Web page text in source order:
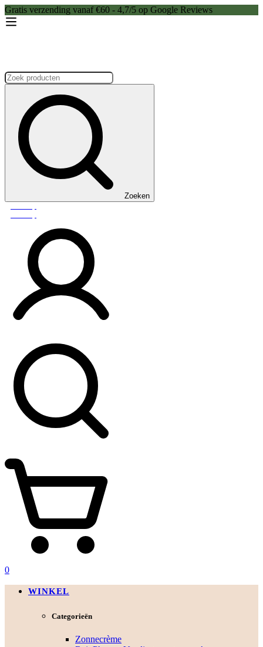
Gratis verzending vanaf €60 - 4,7/5 op Google Reviews
Zoeken:
Zoeken
0
WINKEL
Categorieën
Zonnecrème